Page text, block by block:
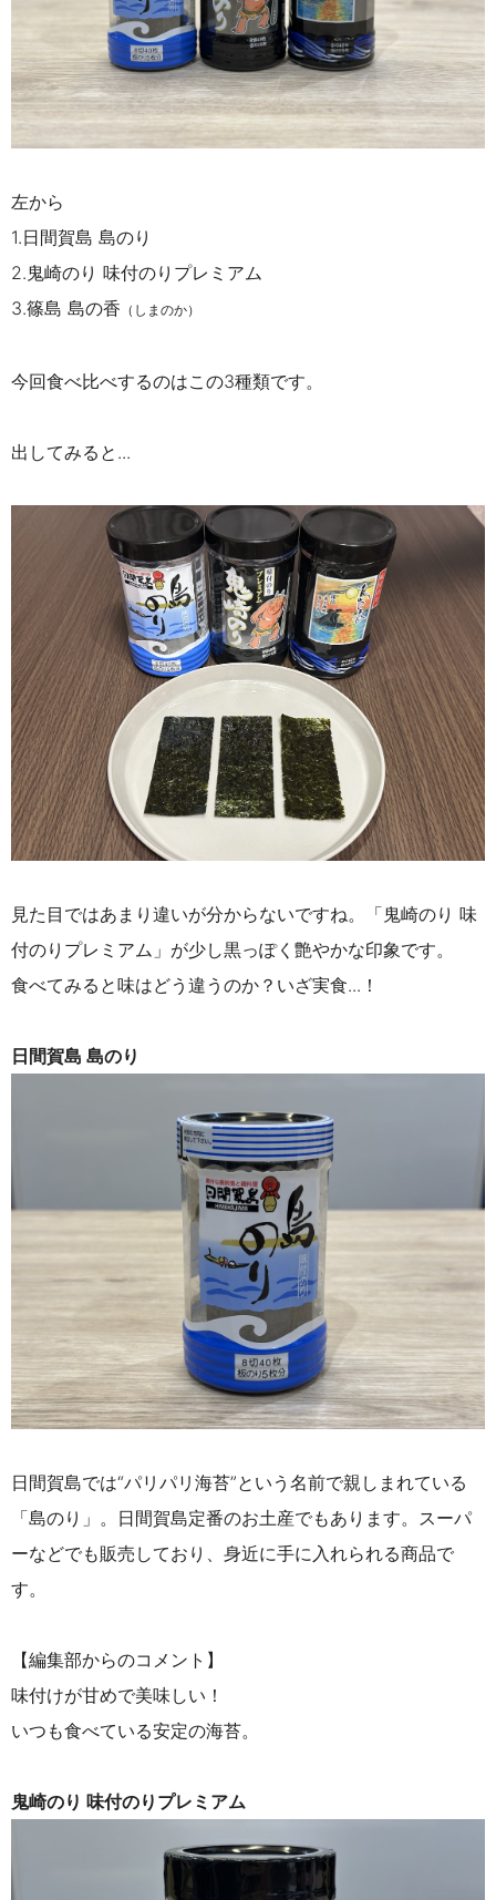
左から
1.日間賀島 島のり
2.鬼崎のり 味付のりプレミアム
3.篠島 島の香 （しまのか）
今回食べ比べするのはこの3種類です。
出してみると...
見た目ではあまり違いが分からないですね。「鬼崎のり 味
付のりプレミアム」が少し黒っぽく艶やかな印象です。
食べてみると味はどう違うのか？いざ実食...！
日間賀島 島のり
日間賀島では“パリパリ海苔”という名前で親しまれている
「島のり」。日間賀島定番のお土産でもあります。スーパ
ーなどでも販売しており、身近に手に入れられる商品で
す。
【編集部からのコメント】
味付けが甘めで美味しい！
いつも食べている安定の海苔。
鬼崎のり 味付のりプレミアム